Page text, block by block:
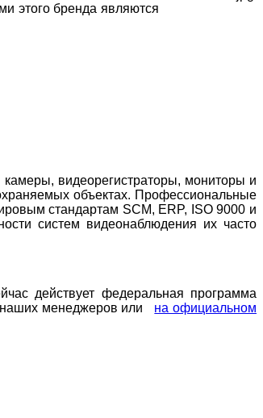
этого бренда являются
видеорегистраторы, мониторы и
объектах. Профессиональные
стандартам SCM, ERP, ISO 9000 и
систем видеонаблюдения их часто
действует федеральная программа
наших менеджеров или на официальном